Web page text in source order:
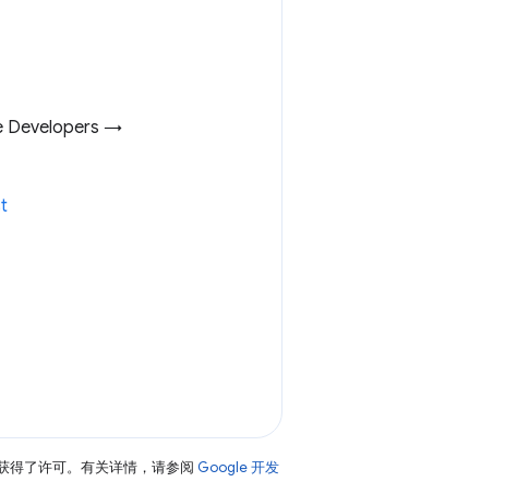
Developers →
得了许可。有关详情，请参阅 Google 开发